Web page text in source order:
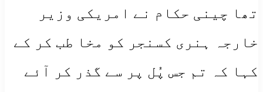
تھا چینی حکام نے امریکی وزیر
خارجہ ہنری کسنجر کو مخا طب کر کے
کہا کہ تم جس پُل پر سے گذر کر آئے